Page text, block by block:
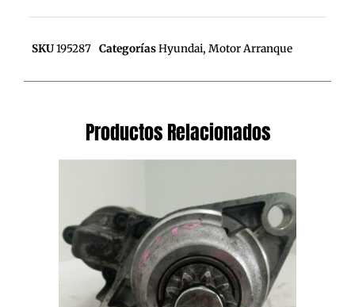
SKU195287 CategoríasHyundai, Motor Arranque
Productos Relacionados